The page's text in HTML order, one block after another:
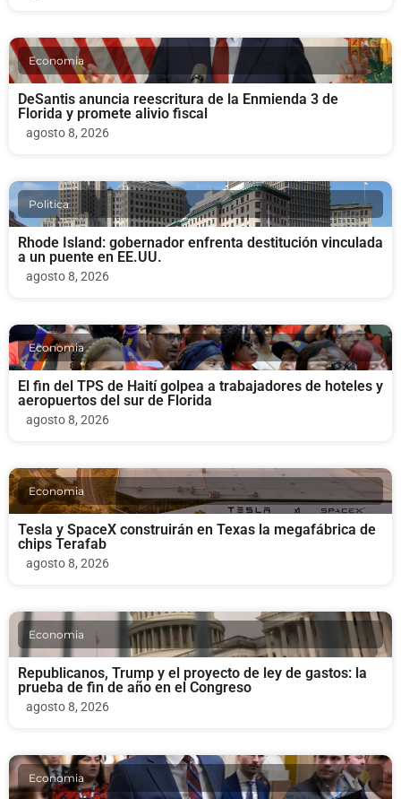
Economia
DeSantis anuncia reescritura de la Enmienda 3 de
Florida y promete alivio fiscal
agosto 8, 2026
Politica
Rhode Island: gobernador enfrenta destitución vinculada
a un puente en EE.UU.
agosto 8, 2026
Economia
El fin del TPS de Haití golpea a trabajadores de hoteles y
aeropuertos del sur de Florida
agosto 8, 2026
Economia
Tesla y SpaceX construirán en Texas la megafábrica de
chips Terafab
agosto 8, 2026
Economia
Republicanos, Trump y el proyecto de ley de gastos: la
prueba de fin de año en el Congreso
agosto 8, 2026
Economia